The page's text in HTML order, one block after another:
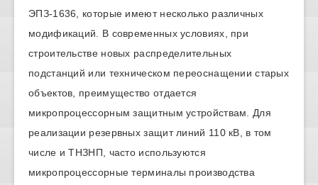
ЭПЗ-1636, которые имеют несколько различных
модификаций. В современных условиях, при
строительстве новых распределительных
подстанций или техническом переоснащении старых
объектов, преимущество отдается
микропроцессорным защитным устройствам. Для
реализации резервных защит линий 110 кВ, в том
числе и ТНЗНП, часто используются
микропроцессорные терминалы производства